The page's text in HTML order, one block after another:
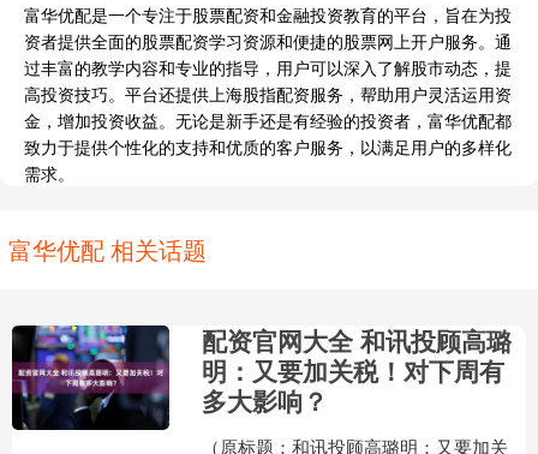
富华优配是一个专注于股票配资和金融投资教育的平台，旨在为投
资者提供全面的股票配资学习资源和便捷的股票网上开户服务。通
过丰富的教学内容和专业的指导，用户可以深入了解股市动态，提
高投资技巧。平台还提供上海股指配资服务，帮助用户灵活运用资
金，增加投资收益。无论是新手还是有经验的投资者，富华优配都
致力于提供个性化的支持和优质的客户服务，以满足用户的多样化
需求。
富华优配 相关话题
配资官网大全 和讯投顾高璐
明：又要加关税！对下周有
多大影响？
（原标题：和讯投顾高璐明：又要加关